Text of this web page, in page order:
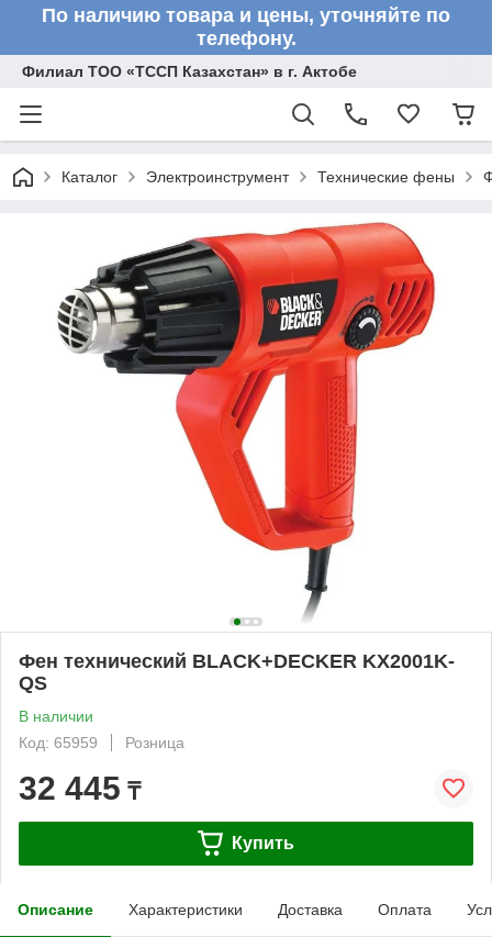
По наличию товара и цены, уточняйте по
телефону.
Филиал ТОО «ТССП Казахстан» в г. Актобе
Каталог Электроинструмент Технические фены
Фен технический BLACK+DECKER KX2001K-
QS
В наличии
Код: 65959
Розница
32 445 ₸
Купить
Описание Характеристики Доставка Оплата